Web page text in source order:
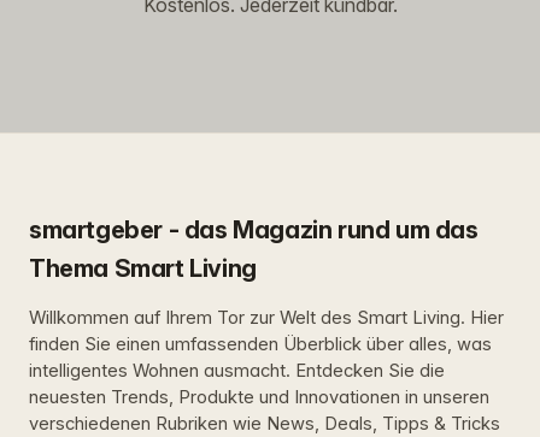
Kostenlos. Jederzeit kündbar.
smartgeber - das Magazin rund um das
Thema Smart Living
Willkommen auf Ihrem Tor zur Welt des Smart Living. Hier
finden Sie einen umfassenden Überblick über alles, was
intelligentes Wohnen ausmacht. Entdecken Sie die
neuesten Trends, Produkte und Innovationen in unseren
verschiedenen Rubriken wie News, Deals, Tipps & Tricks